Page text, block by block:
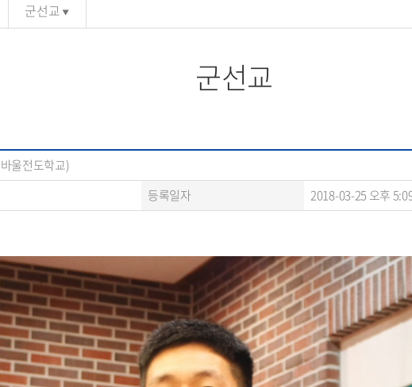
군선교
군선교
울전도학교)
등록일자
2018-03-25 오후